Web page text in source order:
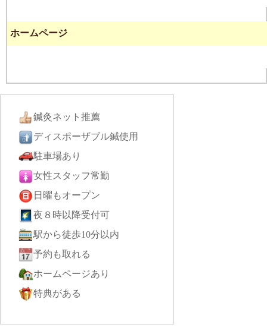
ホームページ
鍼灸ネット推薦
ディスポーザブル鍼使用
駐車場あり
女性スタッフ常勤
日曜もオープン
夜８時以降受付可
駅から徒歩10分以内
予約も取れる
ホームページあり
特典がある